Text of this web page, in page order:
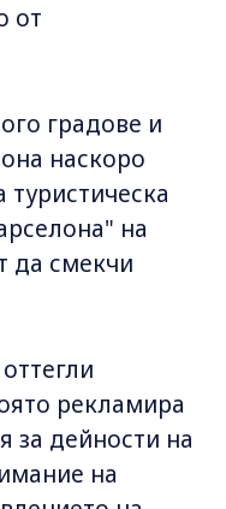
от
градове и
наскоро
туристическа
на
да смекчи
рекламира
за дейности на
на